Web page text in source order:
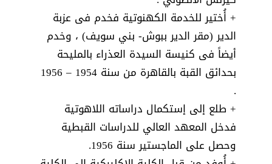
+ أُختير للخدمة الكهنوتية فخدم فى عزبة
الدير (مقر الدير ببوش- بني سويف) ، وخدم
أيضاً فى كنيسة السيدة العذراء بالمليحة
بحدائق القبة بالقاهرة من سنة 1954 – 1956
.
+ طلع إلى إستكمال دراساته اللاهوتية
فدخل المعهد العالي للدراسات القبطية
وحصل على الماجستير سنة 1956.